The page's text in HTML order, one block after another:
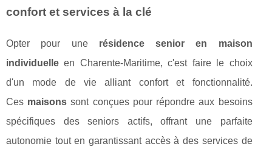
confort et services à la clé
Opter pour une résidence senior en maison
individuelle en Charente-Maritime, c'est faire le choix
d'un mode de vie alliant confort et fonctionnalité.
Ces maisons sont conçues pour répondre aux besoins
spécifiques des seniors actifs, offrant une parfaite
autonomie tout en garantissant accès à des services de